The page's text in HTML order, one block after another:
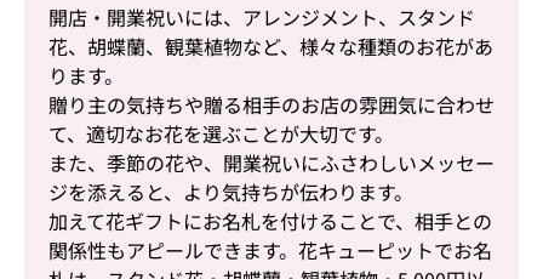
開店・開業祝いには、アレンジメント、スタンド
花、胡蝶蘭、観葉植物など、様々な種類のお花があ
ります。
贈り主の気持ちや贈る相手のお店の雰囲気に合わせ
て、適切なお花を選ぶことが大切です。
また、季節の花や、開業祝いにふさわしいメッセー
ジを添えると、より気持ちが伝わります。
加えて花ギフトにお名札を付けることで、相手との
関係性もアピールできます。花キューピットでお名